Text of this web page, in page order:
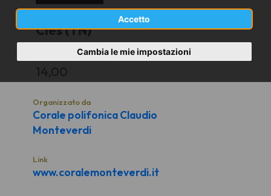
Accetto
Cambia le mie impostazioni
Cles (TN)
Via Campi Neri, 1
14,00
Organizzato da
Corale polifonica Claudio
Monteverdi
Link
www.coralemonteverdi.it